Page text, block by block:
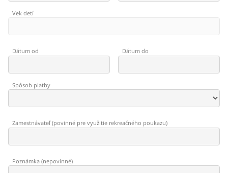
Vek detí
Dátum od Dátum do
Spôsob platby
Zamestnávateľ(povinné pre využitie rekreačného poukazu)
Poznámka (nepovinné)